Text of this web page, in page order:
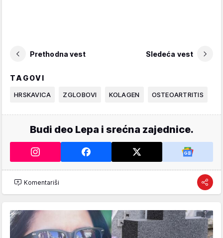
Prethodna vest Sledeća vest
TAGOVI
HRSKAVICA ZGLOBOVI KOLAGEN OSTEOARTRITIS
Budi deo Lepa i srećna zajednice.
Komentariši